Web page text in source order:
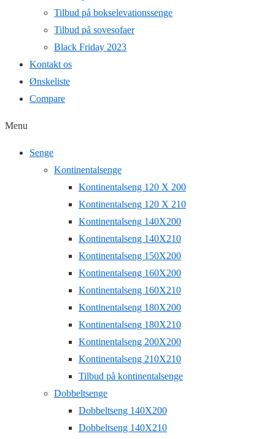
Tilbud på bokselevationssenge
Tilbud på sovesofaer
Black Friday 2023
Kontakt os
Ønskeliste
Compare
Menu
Senge
Kontinentalsenge
Kontinentalseng 120 X 200
Kontinentalseng 120 X 210
Kontinentalseng 140X200
Kontinentalseng 140X210
Kontinentalseng 150X200
Kontinentalseng 160X200
Kontinentalseng 160X210
Kontinentalseng 180X200
Kontinentalseng 180X210
Kontinentalseng 200X200
Kontinentalseng 210X210
Tilbud på kontinentalsenge
Dobbeltsenge
Dobbeltseng 140X200
Dobbeltseng 140X210